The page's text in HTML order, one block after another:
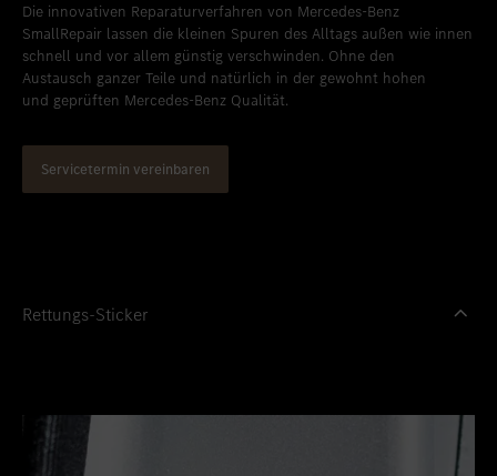
Die innovativen Reparaturverfahren von Mercedes-Benz
SmallRepair lassen die kleinen Spuren des Alltags außen wie innen
schnell und vor allem günstig verschwinden. Ohne den
Austausch ganzer Teile und natürlich in der gewohnt hohen
und geprüften Mercedes-Benz Qualität.
Servicetermin vereinbaren
Rettungs-Sticker